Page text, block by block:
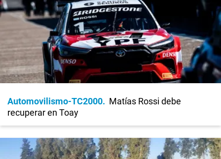
Automovilismo-TC2000
Matías Rossi debe
recuperar en Toay